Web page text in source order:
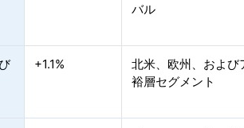
バル
+1.1%
北米、欧州、および
裕層セグメント